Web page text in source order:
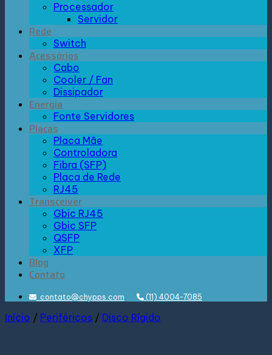
Processador
Servidor
Rede
Switch
Acessórios
Cabo
Cooler / Fan
Dissipador
Energia
Fonte Servidores
Placas
Placa Mãe
Controladora
Fibra (SFP)
Placa de Rede
RJ45
Transceiver
Gbic RJ45
Gbic SFP
QSFP
XFP
Blog
Contato
contato@chypps.com (11) 4004-7085
Início / Periféricos / Disco Rígido